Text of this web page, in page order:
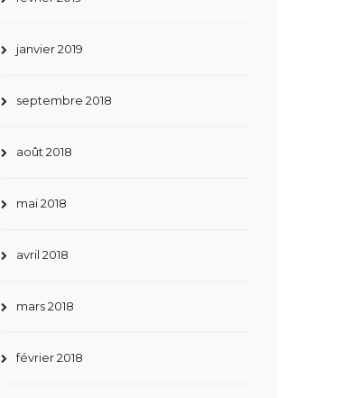
janvier 2019
septembre 2018
août 2018
mai 2018
avril 2018
mars 2018
février 2018